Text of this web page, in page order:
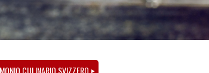
CULINARIO SVIZZERO